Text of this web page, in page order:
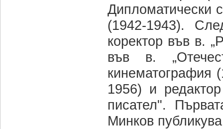
Дипломатически
(1942-1943).
коректор във в.
във в.
кинематография
1956) и
писател".
Минков